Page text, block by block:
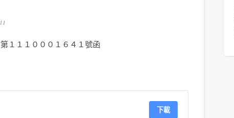
１１１０００１６４１號函
下載